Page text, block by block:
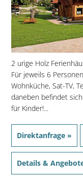
2 urige Holz
Für jeweils 6
Wohnküche, Sat-TV,
daneben befindet
für Kinder!...
Direktanfrage »
Details &